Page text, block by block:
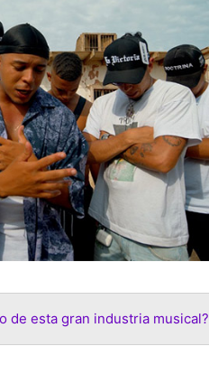
de esta gran industria musical?